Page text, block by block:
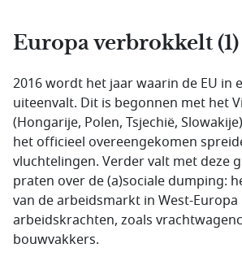
Europa verbrokkelt (1)
2016 wordt het jaar waarin de EU in
uiteenvalt. Dit is begonnen met het
(Hongarije, Polen, Tsjechië,
het officieel overeengekomen
vluchtelingen. Verder valt met deze
praten over de (a)sociale dumping:
van de arbeidsmarkt in West-
arbeidskrachten, zoals
bouwvakkers.